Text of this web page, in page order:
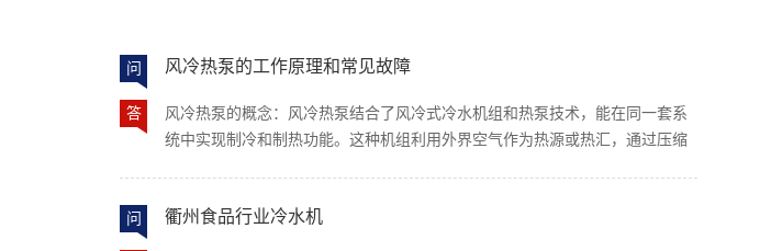
问 风冷热泵的工作原理和常见故障
答
风冷热泵的概念：风冷热泵结合了风冷式冷水机组和热泵技术，能在同一套系
统中实现制冷和制热功能。这种机组利用外界空气作为热源或热汇，通过压缩
泵无需专门的冷却塔或地埋管等外部水源设施，因其结构紧凑、安装灵活且适
问 衢州食品行业冷水机